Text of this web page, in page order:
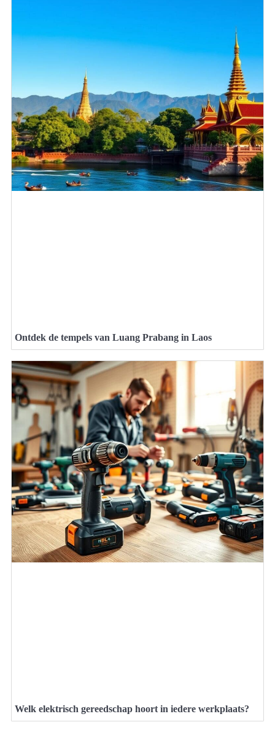
Ontdek de tempels van Luang Prabang in Laos
Welk elektrisch gereedschap hoort in iedere werkplaats?